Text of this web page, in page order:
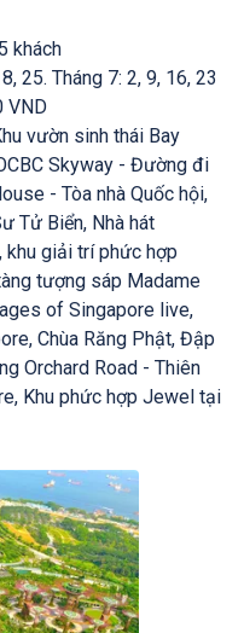
khách
25. Tháng 7: 2, 9, 16, 23
VND
vườn sinh thái Bay
Skyway - Đường đi
- Tòa nhà Quốc hội,
Tử Biển, Nhà hát
khu giải trí phức hợp
tượng sáp Madame
of Singapore live,
Chùa Răng Phật, Đập
Orchard Road - Thiên
Khu phức hợp Jewel tại